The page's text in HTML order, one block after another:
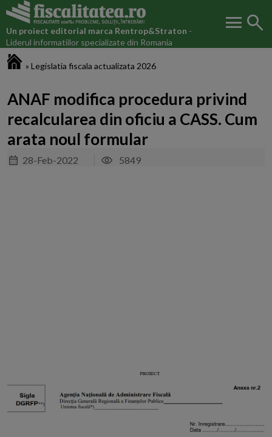
Un proiect editorial marca Rentrop&Straton -
Liderul informatiilor specializate din Romania
menu search
» Legislatia fiscala actualizata 2026
ANAF modifica procedura privind
recalcularea din oficiu a CASS. Cum
arata noul formular
28-Feb-2022 5849